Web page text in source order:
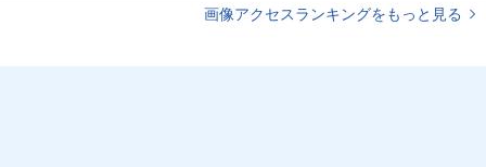
画像アクセスランキングをもっと見る